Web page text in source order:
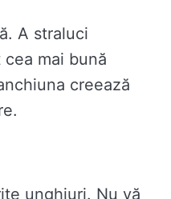
A straluci
mai bună
creează
unghiuri. Nu vă